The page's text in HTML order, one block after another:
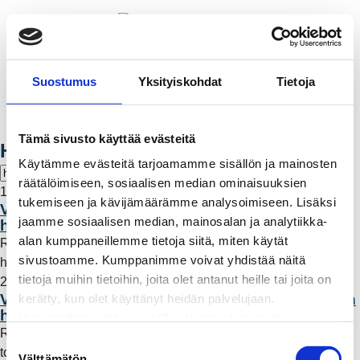
Suostumus Yksityiskohdat Tietoja
Tämä sivusto käyttää evästeitä
Käytämme evästeitä tarjoamamme sisällön ja mainosten
räätälöimiseen, sosiaalisen median ominaisuuksien
tukemiseen ja kävijämäärämme analysoimiseen. Lisäksi
jaamme sosiaalisen median, mainosalan ja analytiikka-
alan kumppaneillemme tietoja siitä, miten käytät
sivustoamme. Kumppanimme voivat yhdistää näitä
tietoja muihin tietoihin, joita olet antanut heille tai joita on
kerätty, kun olet käyttänyt heidän palvelujaan.
Hae artikkeleita
15.9.2021 10:07
Voimalinjojen reunapuustoa raivataan
helikopterin avulla
Rauman Energia Sähköverkko Oy:n verkkoalueella tehdään
helikopteriraivauksia syyskuun lopulla. Lue lisää
21.6.2017 11:40
Video: Tältä näyttää sähköverkon reunapuuston
helikopteriraivaus
Rauman Energia ja Vakka-Suomen Voima pitävät huolta
toimitusvarmuudesta.